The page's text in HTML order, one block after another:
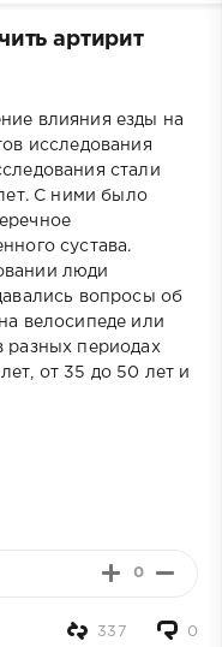
артирит
влияния езды на
исследования
стали
С ними было
сустава.
люди
вопросы об
велосипеде или
разных периодах
от 35 до 50 лет и
0
0
337